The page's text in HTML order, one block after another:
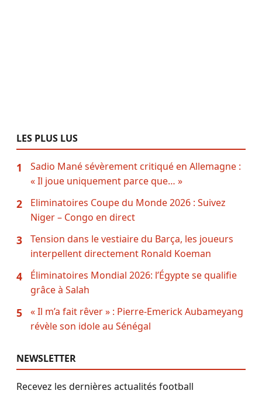
LES PLUS LUS
1
Sadio Mané sévèrement critiqué en Allemagne :
« Il joue uniquement parce que… »
2
Eliminatoires Coupe du Monde 2026 : Suivez
Niger – Congo en direct
3
Tension dans le vestiaire du Barça, les joueurs
interpellent directement Ronald Koeman
4
Éliminatoires Mondial 2026: l’Égypte se qualifie
grâce à Salah
5
« Il m’a fait rêver » : Pierre-Emerick Aubameyang
révèle son idole au Sénégal
NEWSLETTER
Recevez les dernières actualités football